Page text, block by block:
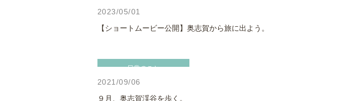
2023/05/01
【ショートムービー公開】奥志賀から旅に出よう。
日常のこと
2021/09/06
９月、奥志賀渓谷を歩く。